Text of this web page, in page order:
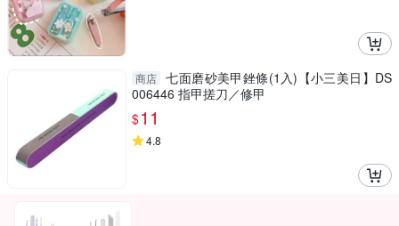
商店 七面磨砂美甲銼條(1入)【小三美日】DS
006446 指甲搓刀／修甲
$11
4.8